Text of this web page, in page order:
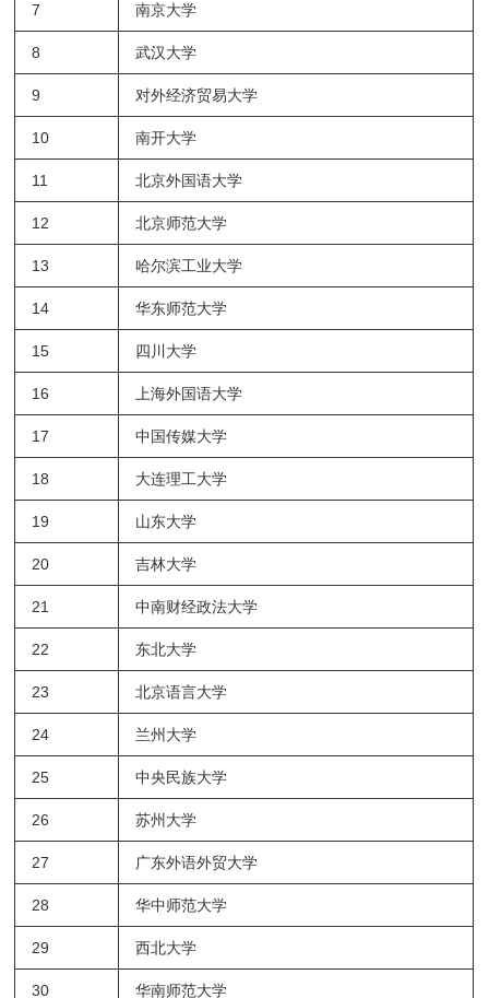
7 南京大学
8 武汉大学
9 对外经济贸易大学
10 南开大学
11 北京外国语大学
12 北京师范大学
13 哈尔滨工业大学
14 华东师范大学
15 四川大学
16 上海外国语大学
17 中国传媒大学
18 大连理工大学
19 山东大学
20 吉林大学
21 中南财经政法大学
22 东北大学
23 北京语言大学
24 兰州大学
25 中央民族大学
26 苏州大学
27 广东外语外贸大学
28 华中师范大学
29 西北大学
30 华南师范大学